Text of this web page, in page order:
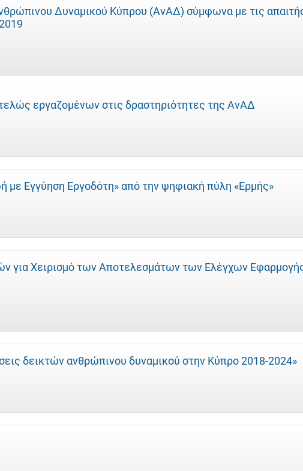
Δυναμικού Κύπρου (ΑνΑΔ) σύμφωνα με τις
εργαζομένων στις δραστηριότητες της ΑνΑΔ
με Εγγύηση Εργοδότη» από την ψηφιακή πύλη «Ερμής»
για Χειρισμό των Αποτελεσμάτων των Ελέγχων
δεικτών ανθρώπινου δυναμικού στην Κύπρο 2018-2024»